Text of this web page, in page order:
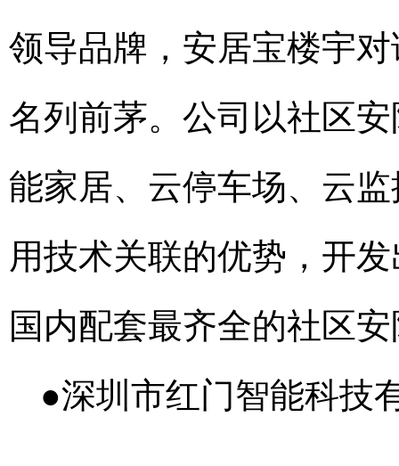
领导品牌，安居宝楼宇
名列前茅。公司以社区
能家居、云停车场、云
用技术关联的优势，开
国内配套最齐全的社区
●深圳市红门智能科